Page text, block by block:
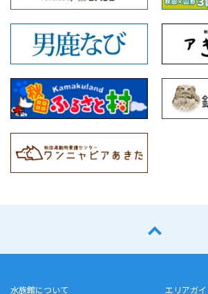
水族館について
エリアガイ